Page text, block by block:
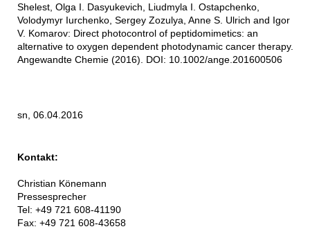
Shelest, Olga I. Dasyukevich, Liudmyla I. Ostapchenko,
Volodymyr Iurchenko, Sergey Zozulya, Anne S. Ulrich and Igor
V. Komarov: Direct photocontrol of peptidomimetics: an
alternative to oxygen dependent photodynamic cancer therapy.
Angewandte Chemie (2016). DOI: 10.1002/ange.201600506
sn, 06.04.2016
Kontakt:
Christian Könemann
Pressesprecher
Tel: +49 721 608-41190
Fax: +49 721 608-43658